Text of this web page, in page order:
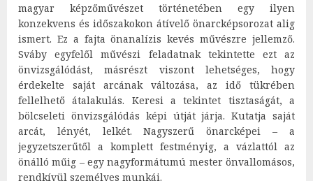
magyar képzőművészet történetében egy ilyen
konzekvens és időszakokon átívelő önarcképsorozat alig
ismert. Ez a fajta önanalízis kevés művészre jellemző.
Sváby egyfelől művészi feladatnak tekintette ezt az
önvizsgálódást, másrészt viszont lehetséges, hogy
érdekelte saját arcának változása, az idő tükrében
fellelhető átalakulás. Keresi a tekintet tisztaságát, a
bölcseleti önvizsgálódás képi útját járja. Kutatja saját
arcát, lényét, lelkét. Nagyszerű önarcképei – a
jegyzetszerűtől a komplett festményig, a vázlattól az
önálló műig – egy nagyformátumú mester önvallomásos,
rendkívül személyes munkái.